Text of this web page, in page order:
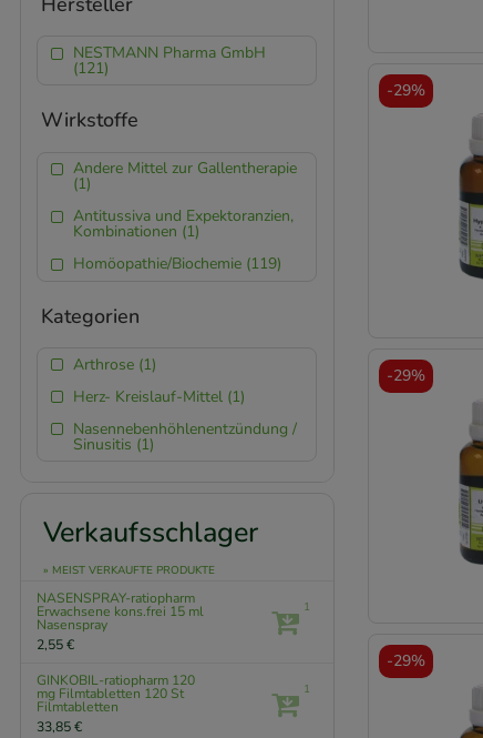
-29%
-29%
-29%
NESTMANN Pharma GmbH
(121)
Wirkstoffe
Andere Mittel zur Gallentherapie
(1)
Antitussiva und Expektoranzien,
Kombinationen (1)
Homöopathie/Biochemie (119)
Kategorien
Arthrose (1)
Herz- Kreislauf-Mittel (1)
Nasennebenhöhlenentzündung /
Sinusitis (1)
Verkaufsschlager
» MEIST VERKAUFTE PRODUKTE
NASENSPRAY-ratiopharm
Erwachsene kons.frei 15 ml
Nasenspray
2,55 €
1
GINKOBIL-ratiopharm 120
mg Filmtabletten 120 St
Filmtabletten
33,85 €
1